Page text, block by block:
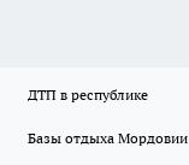
ДТП в республике
Базы отдыха Мордовии